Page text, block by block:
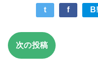
t f B!
次の投稿